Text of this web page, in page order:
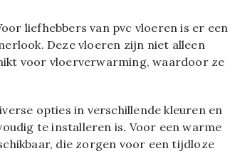
liefhebbers van pvc vloeren is er een
Deze vloeren zijn niet alleen
voor vloerverwarming, waardoor ze
opties in verschillende kleuren en
te installeren is. Voor een warme
die zorgen voor een tijdloze